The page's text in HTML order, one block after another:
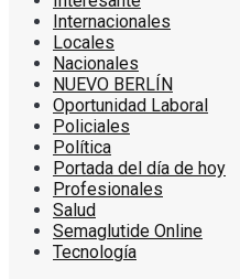
Internacionales
Locales
Nacionales
NUEVO BERLÍN
Oportunidad Laboral
Policiales
Política
Portada del día de hoy
Profesionales
Salud
Semaglutide Online
Tecnología